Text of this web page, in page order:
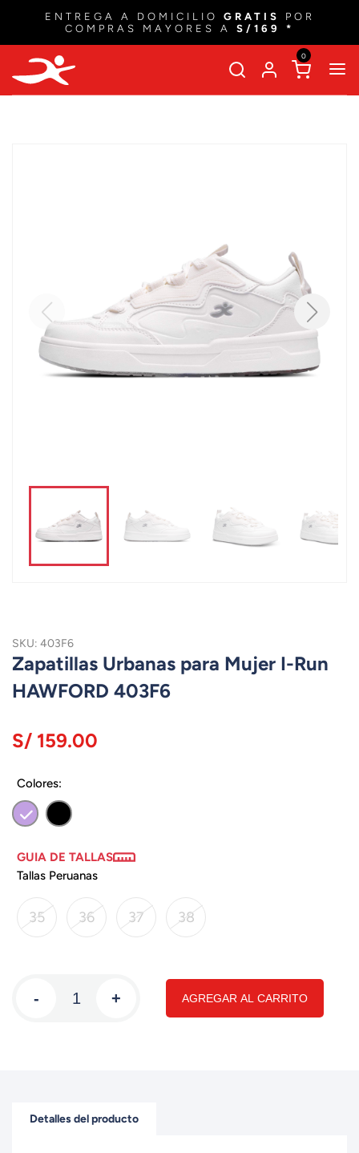
ENTREGA A DOMICILIO GRATIS
POR
COMPRAS MAYORES A S/169 *
0
SKU: 403F6
Zapatillas Urbanas para Mujer I-Run
HAWFORD 403F6
S/ 159.00
Colores:
GUIA DE TALLAS
Tallas Peruanas
35 36 37 38
- + AGREGAR AL CARRITO
Detalles del producto